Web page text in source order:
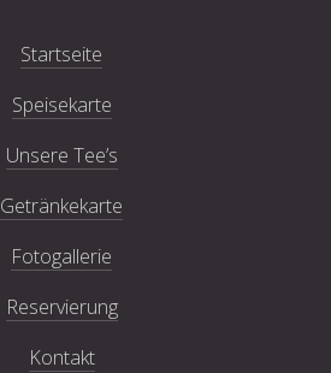
Startseite
Speisekarte
Unsere Tee’s
Getränkekarte
Fotogallerie
Reservierung
Kontakt